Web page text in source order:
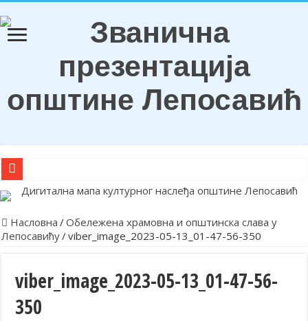
О Б А В Е Ш Т Е Њ Е
Обележена храмовна и општинска слава у Лепосавићу
Обавештење
Лепосавић прославио Светог Василија
Насловна /Обележена храмовна и општинска слава у
Лепосавићу/viber_image_2023-05-13_01-47-56-350
viber_image_2023-05-13_01-47-56-
350